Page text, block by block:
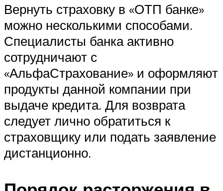
Вернуть страховку в «ОТП банке»
можно несколькими способами.
Специалисты банка активно
сотрудничают с
«АльфаСтрахование» и оформляют
продукты данной компании при
выдаче кредита. Для возврата
следует лично обратиться к
страховщику или подать заявление
дистанционно.